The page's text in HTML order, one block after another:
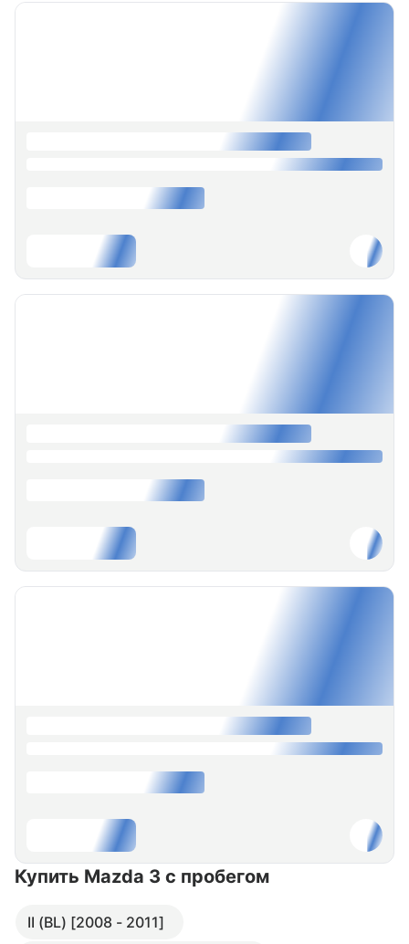
Купить Mazda 3 с пробегом
II (BL) [2008 - 2011]